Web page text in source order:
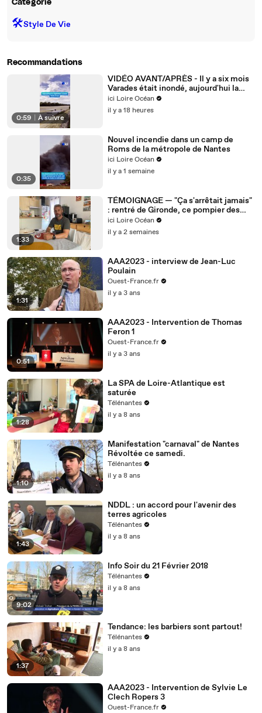
Catégorie
🛠️Style De Vie
Recommandations
0:59 À suivre
VIDÉO AVANT/APRÈS - Il y a six mois
Varades était inondé, aujourd'hui la
Loire est à sec
ici Loire Océan
il y a 18 heures
0:35
Nouvel incendie dans un camp de
Roms de la métropole de Nantes
ici Loire Océan
il y a 1 semaine
1:33
TÉMOIGNAGE — "Ça s'arrêtait jamais"
: rentré de Gironde, ce pompier des
Sables-d'Olonne raconte le combat
contre le feu
ici Loire Océan
il y a 2 semaines
1:31
AAA2023 - interview de Jean-Luc
Poulain
Ouest-France.fr
il y a 3 ans
0:51
AAA2023 - Intervention de Thomas
Feron 1
Ouest-France.fr
il y a 3 ans
1:28
La SPA de Loire-Atlantique est
saturée
Télénantes
il y a 8 ans
1:10
Manifestation "carnaval" de Nantes
Révoltée ce samedi.
Télénantes
il y a 8 ans
1:43
NDDL : un accord pour l'avenir des
terres agricoles
Télénantes
il y a 8 ans
9:02
Info Soir du 21 Février 2018
Télénantes
il y a 8 ans
1:37
Tendance: les barbiers sont partout!
Télénantes
il y a 8 ans
AAA2023 - Intervention de Sylvie Le
Clech Ropers 3
Ouest-France.fr